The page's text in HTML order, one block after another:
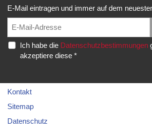
auf
Facebook
und
erhalte
die
auf
Twitter
und
erhalte
die
Eppelheim
Rudolf-
Diesel-
Str.
Eppelheim
unsere
Spielberichte,
etc.
E-Mail eintragen und immer auf dem
Ich habe die Datenschutzbestimmungen
akzeptiere diese *
Kontakt
Sitemap
Datenschutz